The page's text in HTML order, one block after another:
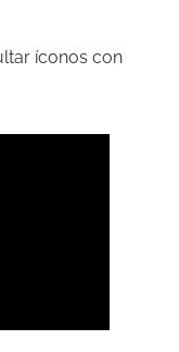
íconos con